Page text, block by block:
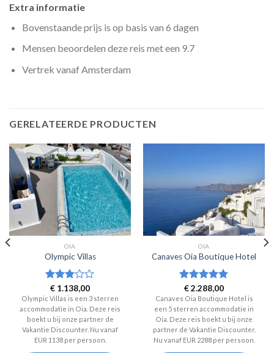
Extra informatie
Bovenstaande prijs is op basis van 6 dagen
Mensen beoordelen deze reis met een 9.7
Vertrek vanaf Amsterdam
GERELATEERDE PRODUCTEN
OIA
Olympic Villas
Waardering
3uit 5
€ 1.138,00
Olympic Villas is een 3 sterren
accommodatie in Oia. Deze reis
boekt u bij onze partner de
Vakantie Discounter. Nu vanaf
EUR 1138 per persoon.
OIA
Canaves Oia Boutique Hotel
Waardering
5 uit 5
€2.288,00
Canaves Oia Boutique Hotel is
een 5 sterren accommodatie in
Oia. Deze reis boekt u bij onze
partner de Vakantie Discounter.
Nu vanaf EUR 2288 per persoon.